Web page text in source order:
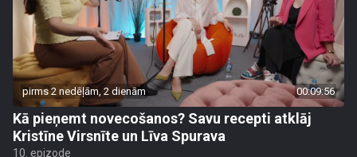
pirms 2 nedēļām, 2 dienām 00:09:56
Kā pieņemt novecošanos? Savu recepti atklāj
Kristīne Virsnīte un Līva Spurava
10. epizode